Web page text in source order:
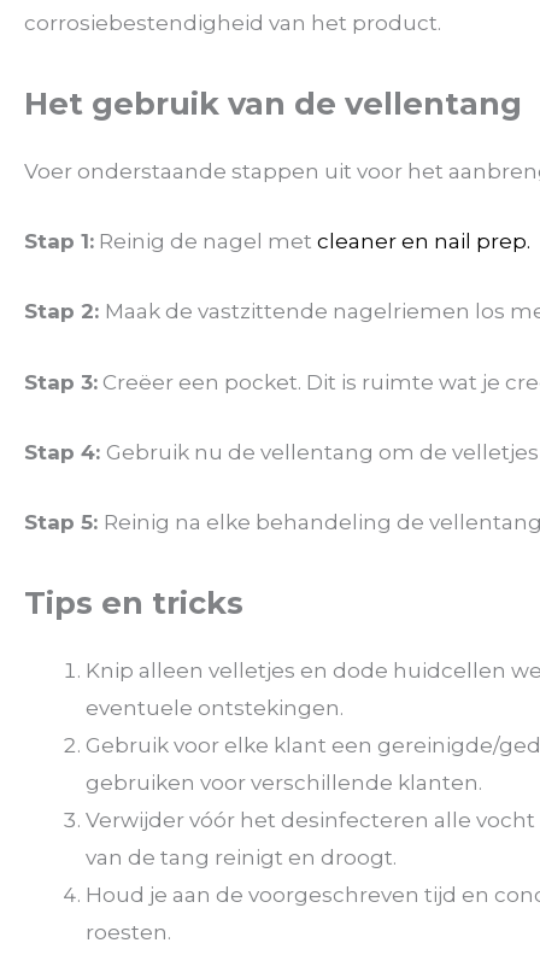
corrosiebestendigheid van het product.
Het gebruik van de vellentang
Voer onderstaande stappen uit voor het
Stap 1: Reinig de nagel met cleaner en nail prep.
Stap 2: Maak de vastzittende nagelriemen los
Stap 3: Creëer een pocket. Dit is ruimte wat je
Stap 4: Gebruik nu de vellentang om de
Stap 5: Reinig na elke behandeling de
Tips en tricks
Knip alleen velletjes en dode huidcellen
eventuele ontstekingen.
Gebruik voor elke klant een gereinigde/
gebruiken voor verschillende klanten.
Verwijder vóór het desinfecteren alle
van de tang reinigt en droogt.
Houd je aan de voorgeschreven tijd en
roesten.